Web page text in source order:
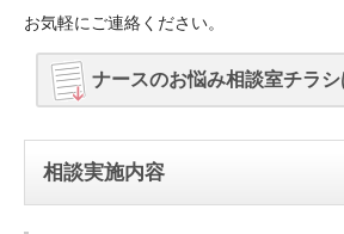
お気軽にご連絡ください。
ナースのお悩み相談室チラシ
相談実施内容